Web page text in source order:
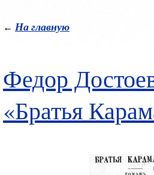
← На главную
Федор
«Братья